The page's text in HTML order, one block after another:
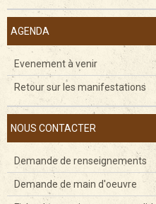
AGENDA
Evenement à venir
Retour sur les manifestations
NOUS CONTACTER
Demande de renseignements
Demande de main d'oeuvre